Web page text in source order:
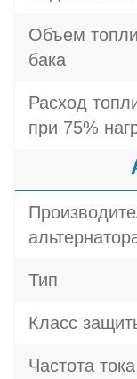
Объем
бака
Расход
при 75%
Тип
Класс
Частота тока